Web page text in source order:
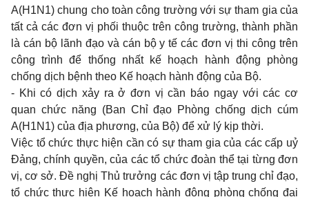
A(H1N1) chung cho toàn công trường với sự tham gia của
tất cả các đơn vị phối thuộc trên công trường, thành phần
là cán bộ lãnh đạo và cán bộ y tế các đơn vị thi công trên
công trình để thống nhất kế hoạch hành động phòng
chống dịch bệnh theo Kế hoạch hành động của Bộ.
- Khi có dịch xảy ra ở đơn vị cần báo ngay với các cơ
quan chức năng (Ban Chỉ đạo Phòng chống dịch cúm
A(H1N1) của địa phương, của Bộ) để xử lý kịp thời.
Việc tổ chức thực hiện cần có sự tham gia của các cấp uỷ
Đảng, chính quyền, của các tổ chức đoàn thể tại từng đơn
vị, cơ sở. Đề nghị Thủ trưởng các đơn vị tập trung chỉ đạo,
tổ chức thực hiện Kế hoạch hành động phòng chống đại